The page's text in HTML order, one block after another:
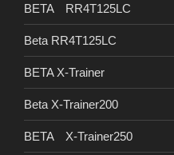
BETA RR4T125LC
Beta RR4T125LC
BETA X-Trainer
Beta X-Trainer200
BETA X-Trainer250